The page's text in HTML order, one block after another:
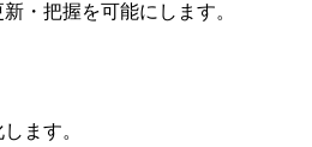
・把握を可能にします。
ます。